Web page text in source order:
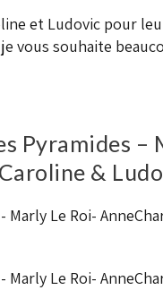
et Ludovic pour
vous souhaite
Pyramides –
&